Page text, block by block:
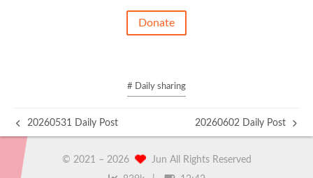
Donate
# Daily sharing
20260531 Daily Post 20260602 Daily Post
© 2021 – 2026
Jun All Rights Reserved